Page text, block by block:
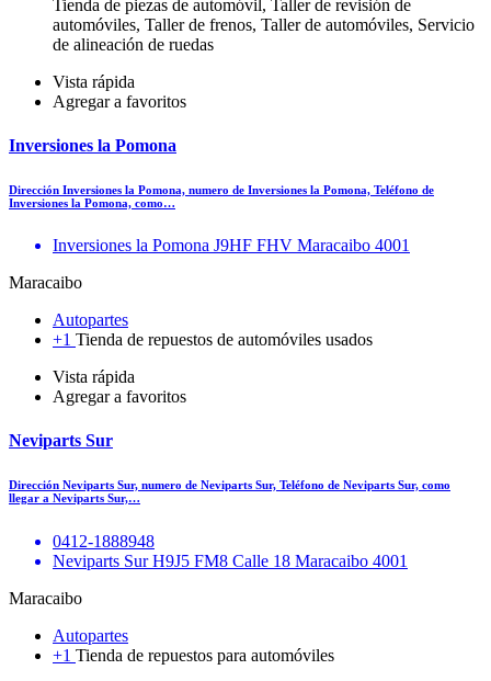
Tienda de piezas de automóvil, Taller de revisión de
automóviles, Taller de frenos, Taller de automóviles, Servicio
de alineación de ruedas
Vista rápida
Agregar a favoritos
Inversiones la Pomona
Dirección Inversiones la Pomona, numero de Inversiones la Pomona, Teléfono de
Inversiones la Pomona, como…
Inversiones la Pomona J9HF FHV Maracaibo 4001
Maracaibo
Autopartes
+1 Tienda de repuestos de automóviles usados
Vista rápida
Agregar a favoritos
Neviparts Sur
Dirección Neviparts Sur, numero de Neviparts Sur, Teléfono de Neviparts Sur, como
llegar a Neviparts Sur,…
0412-1888948
Neviparts Sur H9J5 FM8 Calle 18 Maracaibo 4001
Maracaibo
Autopartes
+1 Tienda de repuestos para automóviles